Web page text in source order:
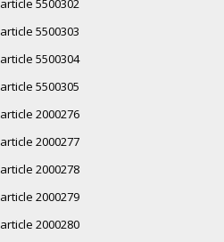
article 5500302
article 5500303
article 5500304
article 5500305
article 2000276
article 2000277
article 2000278
article 2000279
article 2000280